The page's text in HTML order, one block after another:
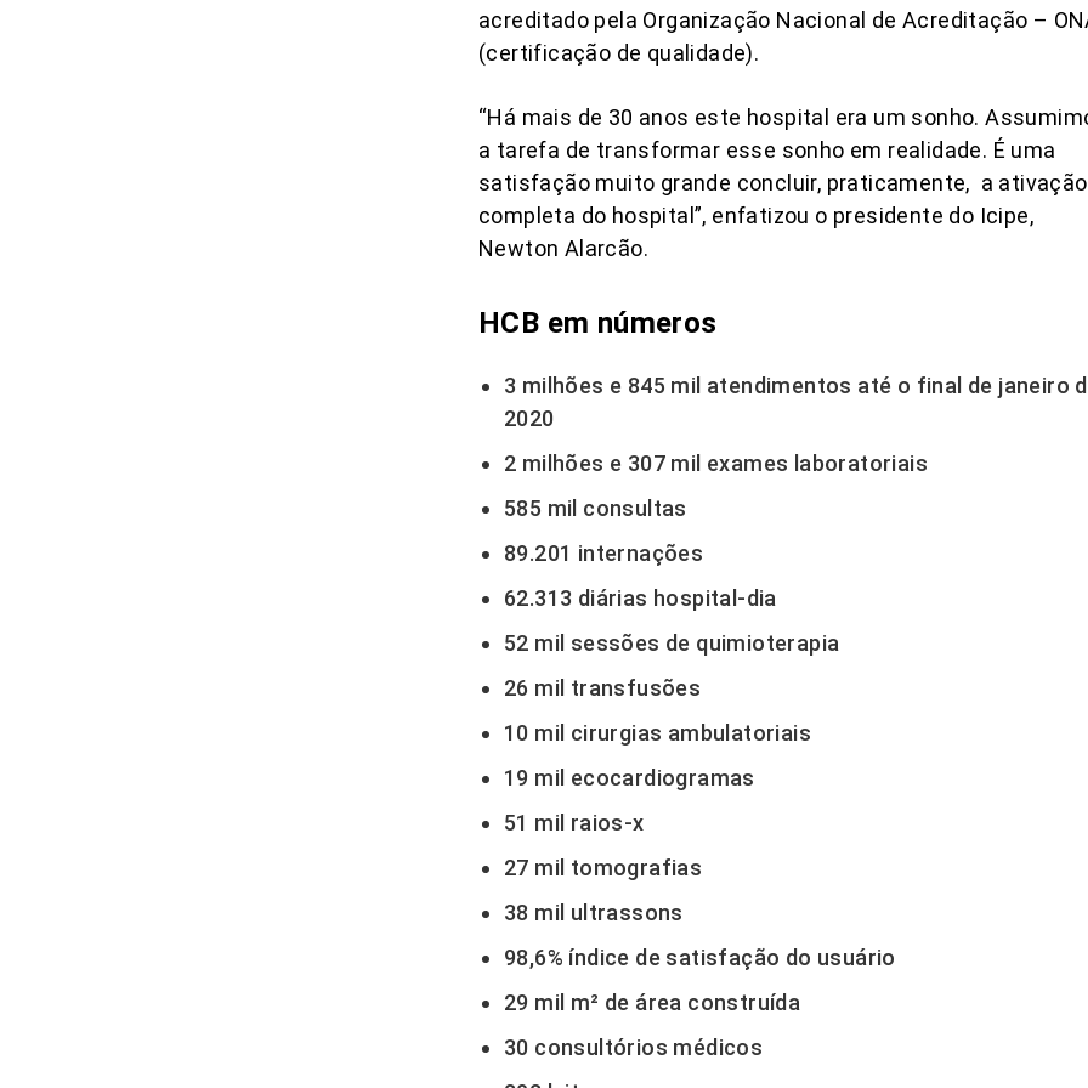
acreditado pela Organização Nacional de Acreditação –
(certificação de qualidade).
“Há mais de 30 anos este hospital era um sonho.
a tarefa de transformar esse sonho em realidade. É uma
satisfação muito grande concluir, praticamente, a ativação
completa do hospital”, enfatizou o presidente do Icipe,
Newton Alarcão.
HCB em números
3 milhões e 845 mil atendimentos até o final de janeiro
2020
2 milhões e 307 mil exames laboratoriais
585 mil consultas
89.201 internações
62.313 diárias hospital-dia
52 mil sessões de quimioterapia
26 mil transfusões
10 mil cirurgias ambulatoriais
19 mil ecocardiogramas
51 mil raios-x
27 mil tomografias
38 mil ultrassons
98,6% índice de satisfação do usuário
29 mil m² de área construída
30 consultórios médicos